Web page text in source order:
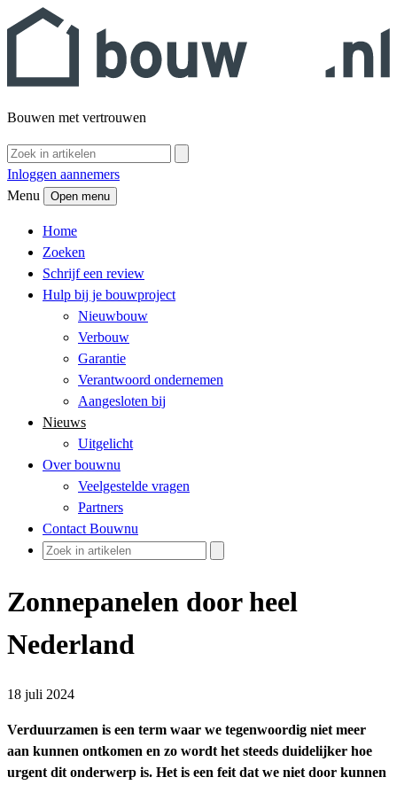
Bouwen met vertrouwen
Inloggen aannemers
Menu
Open menu
Home
Zoeken
Schrijf een review
Hulp bij je bouwproject
Nieuwbouw
Verbouw
Garantie
Verantwoord ondernemen
Aangesloten bij
Nieuws
Uitgelicht
Over bouwnu
Veelgestelde vragen
Partners
Contact Bouwnu
Zonnepanelen door heel
Nederland
18 juli 2024
Verduurzamen is een term waar we tegenwoordig niet meer
aan kunnen ontkomen en zo wordt het steeds duidelijker hoe
urgent dit onderwerp is. Het is een feit dat we niet door kunnen